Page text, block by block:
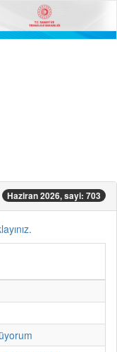
Haziran 2026, sayi: 703